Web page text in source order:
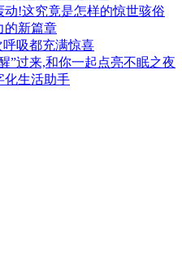
!这究竟是怎样的惊世骇俗
的新篇章
呼吸都充满惊喜
”过来,和你一起点亮不眠之夜
化生活助手